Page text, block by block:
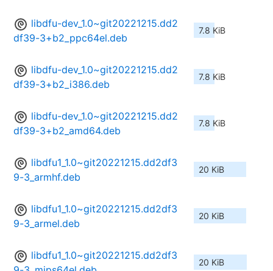
libdfu-dev_1.0~git20221215.dd2
df39-3+b2_ppc64el.deb
7.8 KiB
libdfu-dev_1.0~git20221215.dd2
df39-3+b2_i386.deb
7.8 KiB
libdfu-dev_1.0~git20221215.dd2
df39-3+b2_amd64.deb
7.8 KiB
libdfu1_1.0~git20221215.dd2df3
9-3_armhf.deb
20 KiB
libdfu1_1.0~git20221215.dd2df3
9-3_armel.deb
20 KiB
libdfu1_1.0~git20221215.dd2df3
20 KiB